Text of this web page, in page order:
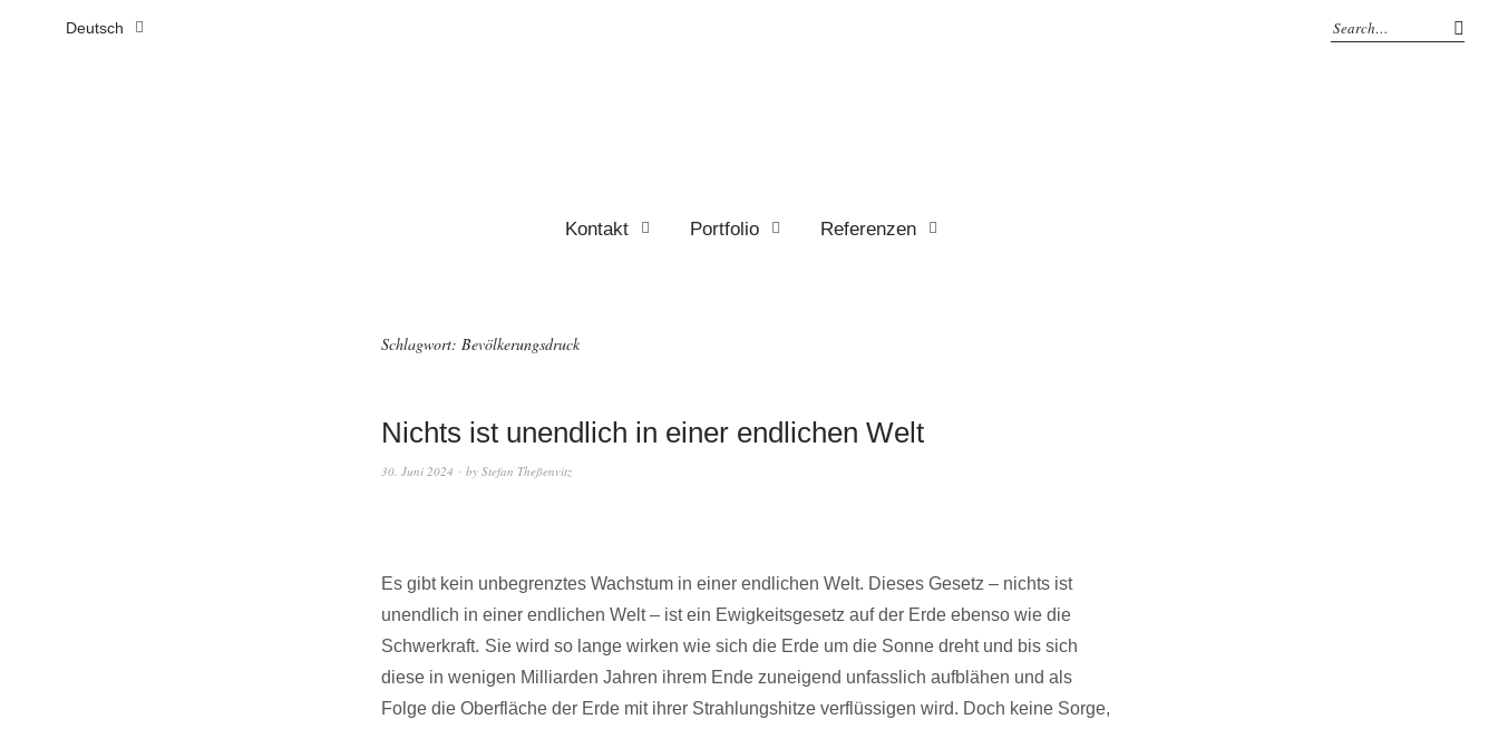
Deutsch
Kontakt Portfolio Referenzen
Schlagwort: Bevölkerungsdruck
Nichts ist unendlich in einer endlichen Welt
30. Juni 2024 by Stefan Theßenvitz
Es gibt kein unbegrenztes Wachstum in einer endlichen Welt. Dieses Gesetz – nichts ist
unendlich in einer endlichen Welt – ist ein Ewigkeitsgesetz auf der Erde ebenso wie die
Schwerkraft. Sie wird so lange wirken wie sich die Erde um die Sonne dreht und bis sich
diese in wenigen Milliarden Jahren ihrem Ende zuneigend unfasslich aufblähen und als
Folge die Oberfläche der Erde mit ihrer Strahlungshitze verflüssigen wird. Doch keine Sorge,